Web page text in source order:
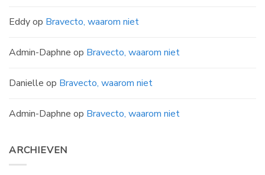
Eddyop Bravecto, waarom niet
Admin-Daphne op Bravecto, waarom niet
Danielle op Bravecto, waarom niet
Admin-Daphne op Bravecto, waarom niet
ARCHIEVEN